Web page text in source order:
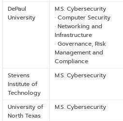
DePaul
University
M.S. Cybersecurity
· Computer Security
· Networking and
Infrastructure
· Governance, Risk
Management and
Compliance
Stevens
Institute of
Technology
M.S. Cybersecurity
University of
North Texas
M.S. Cybersecurity